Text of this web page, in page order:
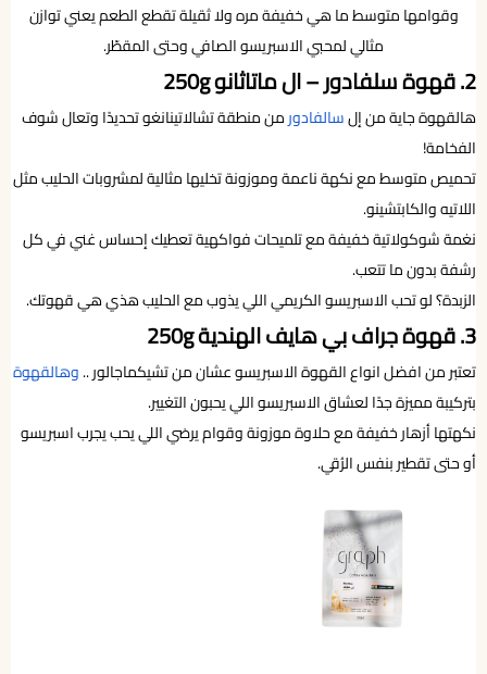
وقوامها متوسط ما هي خفيفة مره ولا ثقيلة تقطع الطعم يعني توازن
مثالي لمحبي الاسبريسو الصافي وحتى المقطّر.
2. قهوة سلفادور – ال ماتاثانو 250g
هالقهوة جاية من إلسالفادورمن منطقة تشالاتينانغو تحديدًا وتعال شوف
الفخامة!
تحميص متوسط مع نكهة ناعمة وموزونة تخليها مثالية لمشروبات الحليب مثل
اللاتيه والكابتشينو.
نغمة شوكولاتية خفيفة مع تلميحات فواكهية تعطيك إحساس غني في كل
رشفة بدون ما تتعب.
الزبدة؟ لو تحب الاسبريسو الكريمي اللي يذوب مع الحليب هذي هي قهوتك.
3. قهوة جراف بي هايف الهندية 250g
تعتبر من افضل انواع القهوة الاسبريسو عشان من تشيكماجالور ..وهالقهوة
بتركيبة مميزة جدًا لعشاق الاسبريسو اللي يحبون التغيير.
نكهتها أزهار خفيفة مع حلاوة موزونة وقوام يرضي اللي يحب يجرب اسبريسو
أو حتى تقطير بنفس الرُقي.